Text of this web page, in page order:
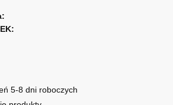
5-8 dni roboczych